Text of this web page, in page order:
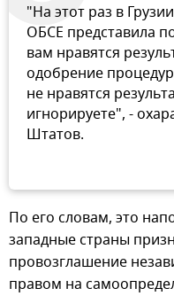
"На этот раз в
ОБСЕ представила
вам нравятся
одобрение
не нравятся
игнорируете", -
Штатов.
По его словам, это
западные страны
провозглашение
правом на